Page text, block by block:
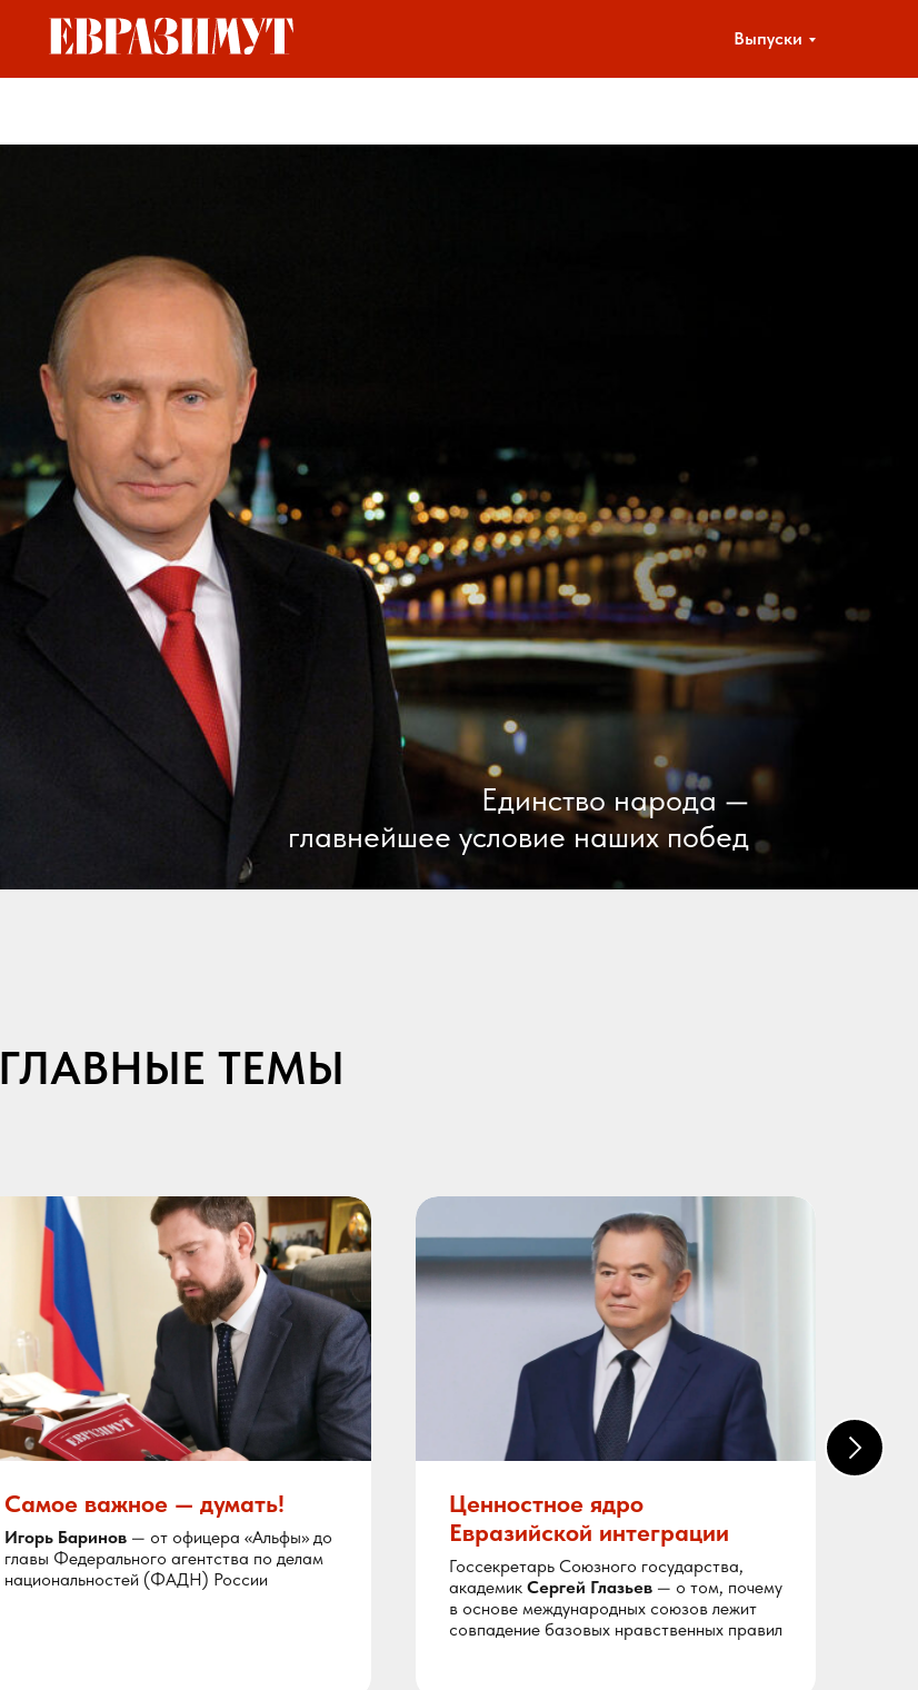
Выпуски
Единство народа —
главнейшее условие наших побед
ГЛАВНЫЕ ТЕМЫ
Самое важное — думать!
Игорь Баринов — от офицера «Альфы» до
главы Федерального агентства по делам
национальностей (ФАДН) России
Ценностное ядро
Евразийской интеграции
Госсекретарь Союзного государства,
академик Сергей Глазьев — о том, почему
в основе международных союзов лежит
совпадение базовых нравственных правил